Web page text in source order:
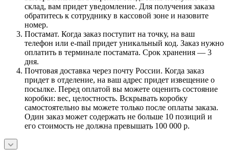
склад, вам придет уведомление. Для получения заказа
обратитесь к сотруднику в кассовой зоне и назовите
номер.
Постамат. Когда заказ поступит на точку, на ваш
телефон или e-mail придет уникальный код. Заказ нужно
оплатить в терминале постамата. Срок хранения — 3
дня.
Почтовая доставка через почту России. Когда заказ
придет в отделение, на ваш адрес придет извещение о
посылке. Перед оплатой вы можете оценить состояние
коробки: вес, целостность. Вскрывать коробку
самостоятельно вы можете только после оплаты заказа.
Один заказ может содержать не больше 10 позиций и
его стоимость не должна превышать 100 000 р.